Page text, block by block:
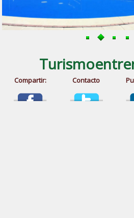
Compartir: Contacto